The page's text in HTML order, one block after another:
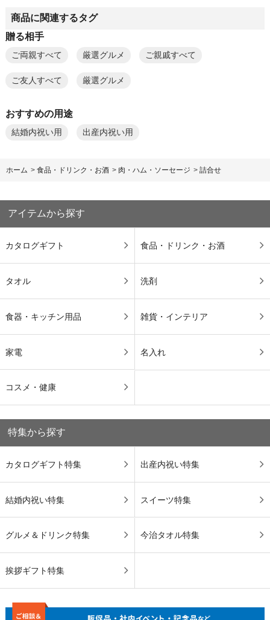
商品に関連するタグ
贈る相手
ご両親すべて 厳選グルメ ご親戚すべて
ご友人すべて 厳選グルメ
おすすめの用途
結婚内祝い用 出産内祝い用
ホーム > 食品・ドリンク・お酒 > 肉・ハム・ソーセージ > 詰合せ
アイテムから探す
カタログギフト 食品・ドリンク・お酒
タオル 洗剤
食器・キッチン用品 雑貨・インテリア
家電 名入れ
コスメ・健康
特集から探す
カタログギフト特集 出産内祝い特集
結婚内祝い特集 スイーツ特集
グルメ＆ドリンク特集 今治タオル特集
挨拶ギフト特集